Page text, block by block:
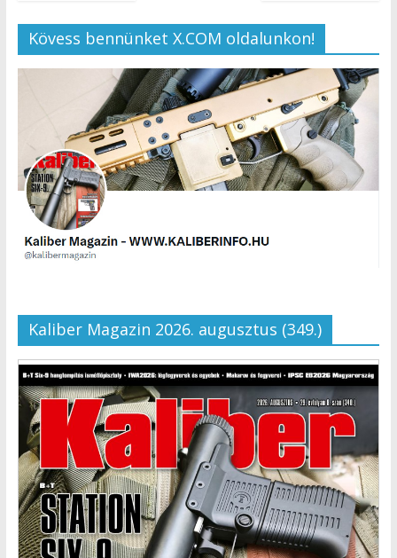
Kövess bennünket X.COM oldalunkon!
Kaliber Magazin 2026. augusztus (349.)